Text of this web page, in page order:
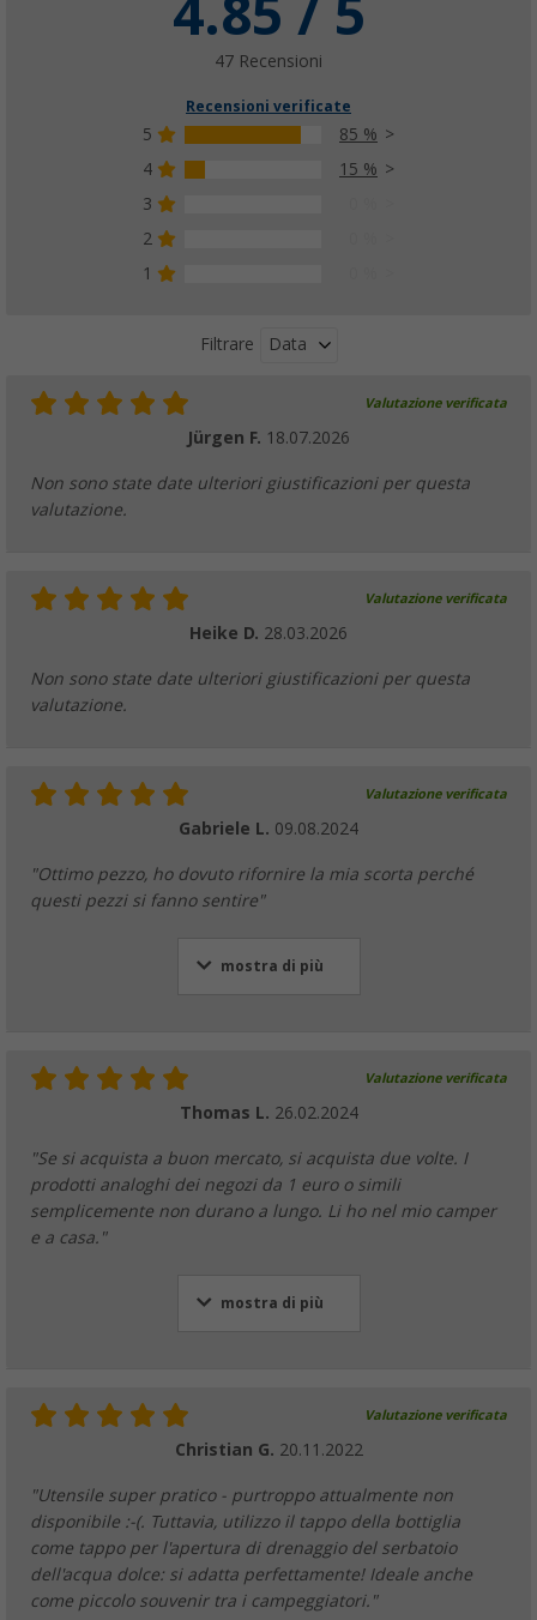
4.85 / 5
47 Recensioni
Recensioni verificate
5
85 %
4
15 %
3
2
1
Filtrare Data
Valutazione verificata
Jürgen F. 18.07.2026
Non sono state date ulteriori giustificazioni per questa
valutazione.
Valutazione verificata
Heike D. 28.03.2026
Non sono state date ulteriori giustificazioni per questa
valutazione.
Valutazione verificata
Gabriele L. 09.08.2024
"Ottimo pezzo, ho dovuto rifornire la mia scorta perché
questi pezzi si fanno sentire"
mostra di più
Valutazione verificata
Thomas L. 26.02.2024
"Se si acquista a buon mercato, si acquista due volte. I
prodotti analoghi dei negozi da 1 euro o simili
semplicemente non durano a lungo. Li ho nel mio camper
e a casa."
mostra di più
Valutazione verificata
Christian G. 20.11.2022
"Utensile super pratico - purtroppo attualmente non
disponibile :-(. Tuttavia, utilizzo il tappo della bottiglia
come tappo per l'apertura di drenaggio del serbatoio
dell'acqua dolce: si adatta perfettamente! Ideale anche
come piccolo souvenir tra i campeggiatori."